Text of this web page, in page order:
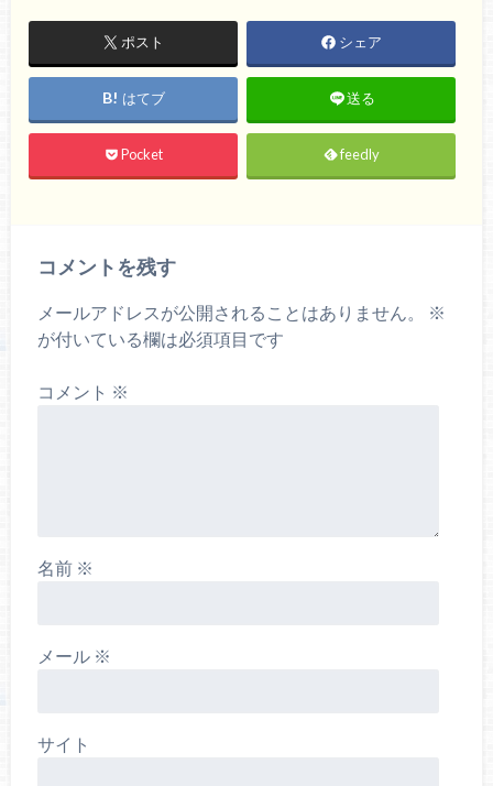
ポスト シェア
はてブ 送る
Pocket feedly
コメントを残す
メールアドレスが公開されることはありません。
※
が付いている欄は必須項目です
コメント ※
名前 ※
メール ※
サイト